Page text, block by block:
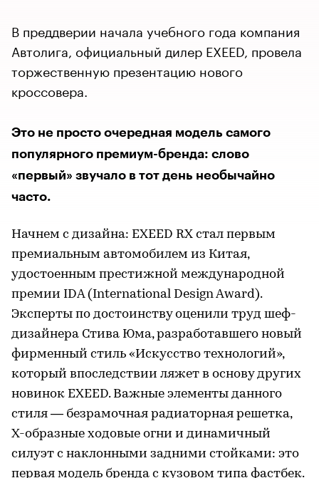
В преддверии начала учебного года компания
Автолига, официальный дилер EXEED, провела
торжественную презентацию нового
кроссовера.
Это не просто очередная модель самого
популярного премиум-бренда: слово
«первый» звучало в тот день необычайно
часто.
Начнем с дизайна: EXEED RX стал первым
премиальным автомобилем из Китая,
удостоенным престижной международной
премии IDA (International Design Award).
Эксперты по достоинству оценили труд шеф-
дизайнера Стива Юма, разработавшего новый
фирменный стиль «Искусство технологий»,
который впоследствии ляжет в основу других
новинок EXEED. Важные элементы данного
стиля — безрамочная радиаторная решетка,
X-образные ходовые огни и динамичный
силуэт с наклонными задними стойками: это
первая модель бренда с кузовом типа фастбек.